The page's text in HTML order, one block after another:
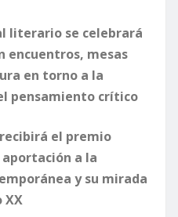
literario se celebrará
encuentros, mesas
en torno a la
pensamiento crítico
el premio
a la
y su mirada
XX